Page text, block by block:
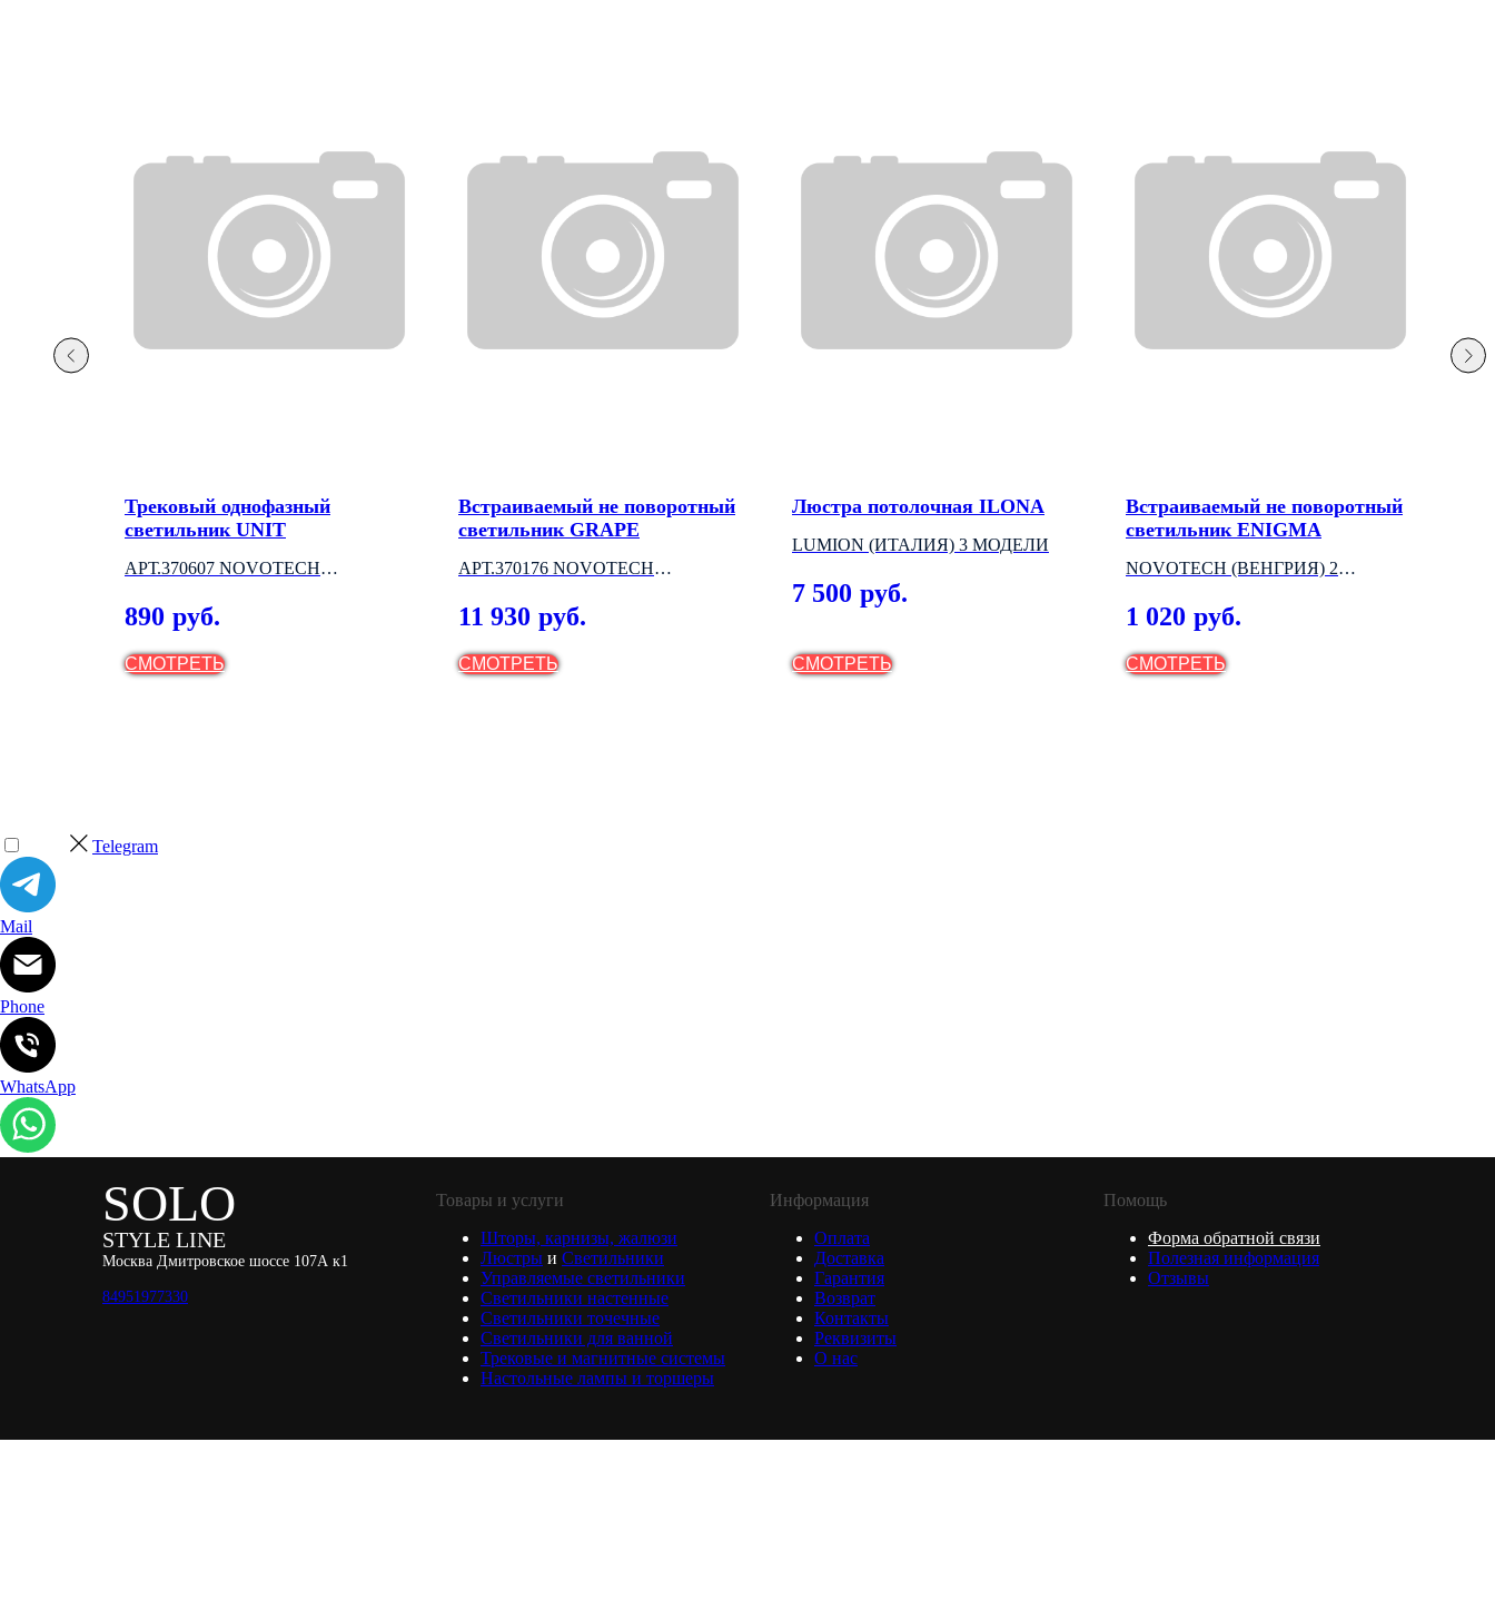
Трековый однофазный
светильник UNIT
АРТ.370607 NOVOTECH
(ВЕНГРИЯ)
890 руб.
СМОТРЕТЬ
Встраиваемый не поворотный
светильник GRAPE
АРТ.370176 NOVOTECH
(ВЕНГРИЯ)
11 930 руб.
СМОТРЕТЬ
Люстра потолочная ILONA
LUMION (ИТАЛИЯ) 3 МОДЕЛИ
7 500 руб.
СМОТРЕТЬ
Встраиваемый не поворотный
светильник ENIGMA
NOVOTECH (ВЕНГРИЯ) 2
МОДЕЛИ
1 020 руб.
СМОТРЕТЬ
Telegram
Mail
Phone
WhatsApp
SOLO
STYLE LINE
Москва Дмитровское шоссе 107А к1
84951977330
Товары и услуги
Шторы, карнизы, жалюзи
Люстры и Светильники
Управляемые светильники
Светильники настенные
Светильники точечные
Светильники для ванной
Трековые и магнитные системы
Настольные лампы и торшеры
Информация
Оплата
Доставка
Гарантия
Возврат
Контакты
Реквизиты
О нас
Помощь
Форма обратной связи
Полезная информация
Отзывы